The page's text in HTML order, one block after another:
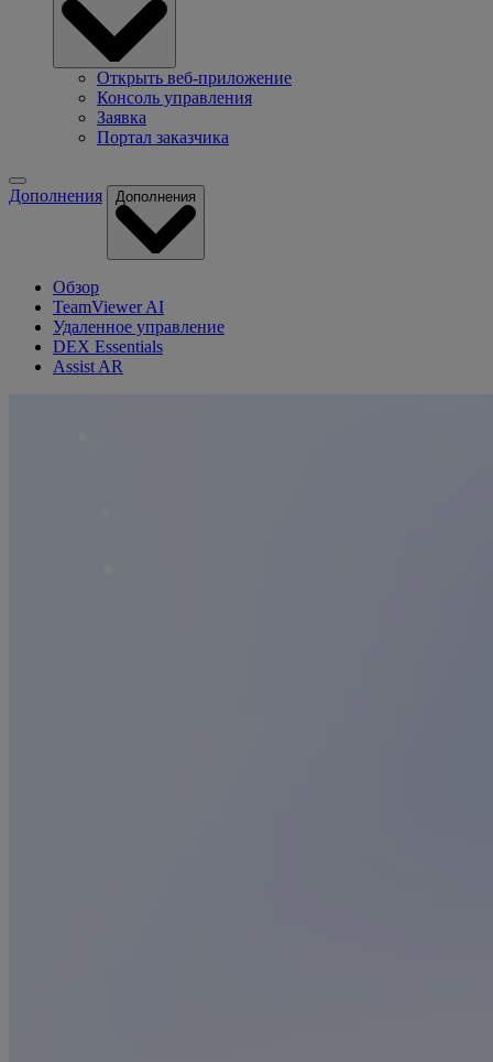
Открыть веб-приложение
Консоль управления
Заявка
Портал заказчика
Дополнения Дополнения
Обзор
TeamViewer AI
Удаленное управление
DEX Essentials
Assist AR